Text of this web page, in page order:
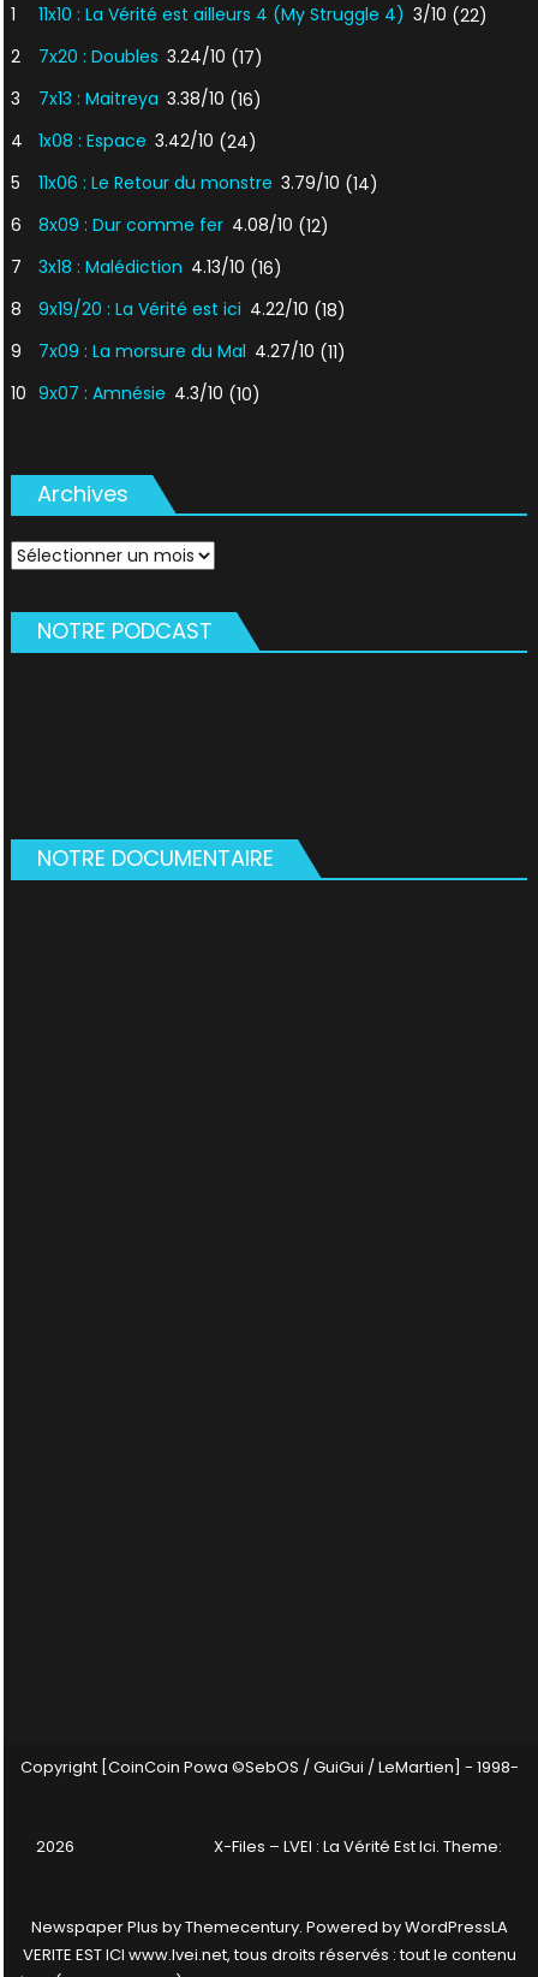
1 11x10 : La Vérité est ailleurs 4 (My Struggle 4) 3/10 (22)
2
7x20 : Doubles 3.24/10 (17)
3
7x13 : Maitreya 3.38/10 (16)
4
1x08 : Espace 3.42/10 (24)
5
11x06 : Le Retour du monstre 3.79/10 (14)
6
8x09 : Dur comme fer 4.08/10 (12)
7
3x18 : Malédiction 4.13/10 (16)
8
9x19/20 : La Vérité est ici 4.22/10 (18)
9
7x09 : La morsure du Mal 4.27/10 (11)
10 9x07 : Amnésie 4.3/10 (10)
Archives
Archives
NOTRE PODCAST
NOTRE DOCUMENTAIRE
Copyright [CoinCoin Powa ©SebOS / GuiGui / LeMartien] - 1998-
2026 X-Files – LVEI : La Vérité Est Ici. Theme:
Newspaper Plus byThemecentury. Powered byWordPressLA
VERITE EST ICI www.lvei.net, tous droits réservés : tout le contenu